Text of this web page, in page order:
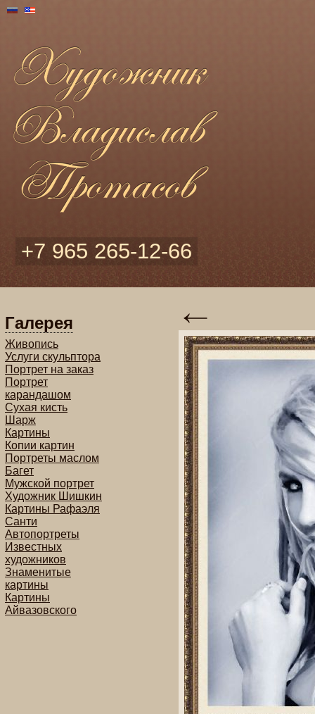
+7 965 265-12-66
Галерея
Живопись
Услуги скульптора
Портрет на заказ
Портрет
карандашом
Сухая кисть
Шарж
Картины
Копии картин
Портреты маслом
Багет
Мужской портрет
Художник Шишкин
Картины Рафаэля
Санти
Автопортреты
Известных
художников
Знаменитые
картины
Картины
Айвазовского